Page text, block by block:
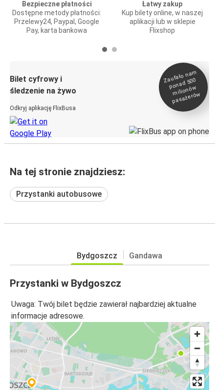
Bezpieczne płatności
Dostępne metody płatności:
Przelewy24, Paypal, Google
Pay, karta bankowa
Łatwy zakup
Kup bilety online, w naszej
aplikacji lub w sklepie
Flixshop
Bilet cyfrowy i
śledzenie na żywo
Odkryj aplikację FlixBusa
Zaufało na
m
ponad 500
milionó
w
pasażeró
w
Na tej stronie znajdziesz:
Przystanki autobusowe
Bydgoszcz Gandawa
Przystanki w Bydgoszcz
Uwaga: Twój bilet będzie zawierał najbardziej aktualne
informacje adresowe.